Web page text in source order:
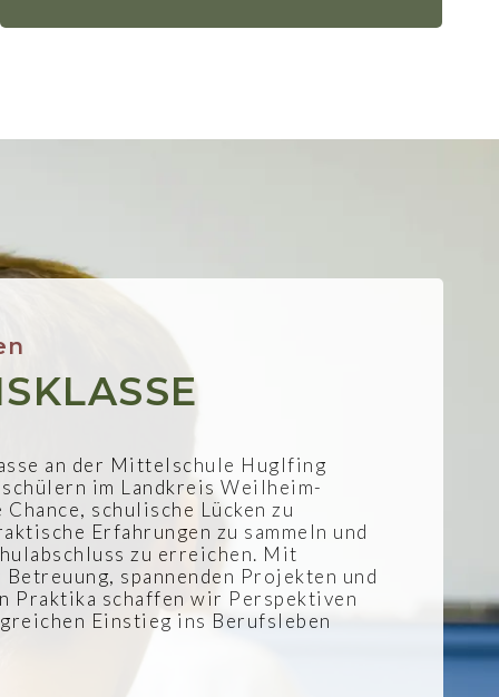
an der Mittelschule Huglfing
im Landkreis Weilheim-
Chance, schulische Lücken zu
Erfahrungen zu sammeln und
zu erreichen. Mit
spannenden Projekten und
Praktika schaffen wir Perspektiven
Einstieg ins Berufsleben